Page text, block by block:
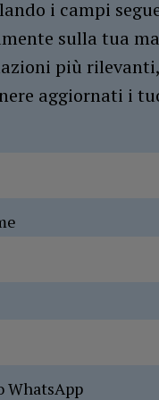
i campi
sulla tua
più
aggiornati i
WhatsApp